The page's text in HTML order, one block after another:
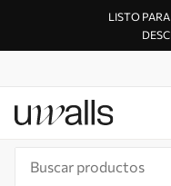
LISTO